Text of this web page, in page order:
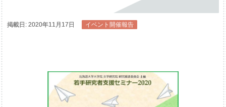
掲載日: 2020年11月17日 イベント開催報告